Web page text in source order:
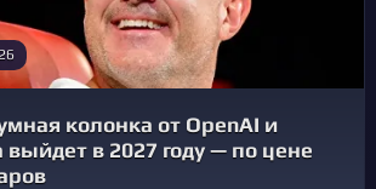
колонка от OpenAI и
в 2027 году — по цене